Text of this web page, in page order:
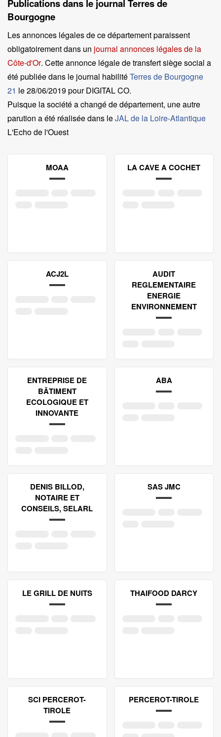
Publications dans le journal Terres de
Bourgogne
Les annonces légales de ce département paraissent
obligatoirement dans un journal annonces légales de la
Côte-d'Or. Cette annonce légale de transfert siège social a
été publiée dans le journal habilitéTerres de Bourgogne
21 le28/06/2019 pour DIGITAL CO.
Puisque la société a changé de département, une autre
parution a été réalisée dans leJAL de la Loire-Atlantique
L'Echo de l'Ouest
MOAA LA CAVE A COCHET
ACJ2L
AUDIT
REGLEMENTAIRE
ENERGIE
ENVIRONNEMENT
ENTREPRISE DE
BÂTIMENT
ECOLOGIQUE ET
INNOVANTE
ABA
DENIS BILLOD,
NOTAIRE ET
CONSEILS, SELARL
SAS JMC
LE GRILL DE NUITS THAIFOOD DARCY
SCI PERCEROT-
TIROLE
PERCEROT-TIROLE